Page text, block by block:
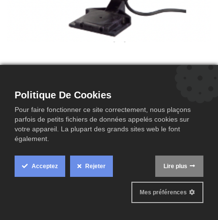
universel
Multidos-XS
• Système de dosage pour divers produits
• Utilisation universelle : inhibition de corrosion, lutte
• Quantité de dosage : max. 6 litres/heure (selon la
composition de l’eau, le produit et la concentration)
Politique De Cookies
Pour faire fonctionner ce site correctement, nous plaçons
parfois de petits fichiers de données appelés cookies sur
votre appareil. La plupart des grands sites web le font
également.
Acceptez Rejeter Lire plus
Mes préférences